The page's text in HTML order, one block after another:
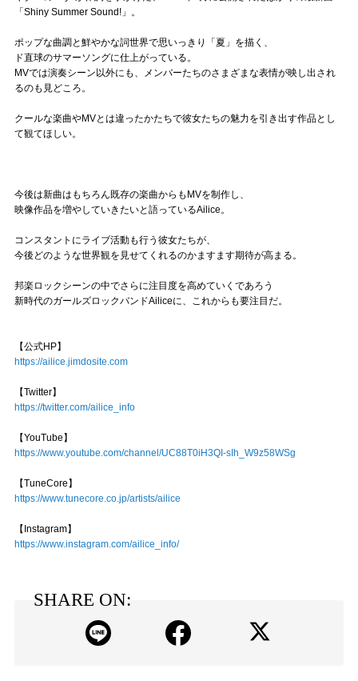
「Shiny Summer Sound!」。
ポップな曲調と鮮やかな詞世界で思いっきり「夏」を描く、
ド直球のサマーソングに仕上がっている。
MVでは演奏シーン以外にも、メンバーたちのさまざまな表情が映し出され
るのも見どころ。
クールな楽曲やMVとは違ったかたちで彼女たちの魅力を引き出す作品とし
て観てほしい。
今後は新曲はもちろん既存の楽曲からもMVを制作し、
映像作品を増やしていきたいと語っているAilice。
コンスタントにライブ活動も行う彼女たちが、
今後どのような世界観を見せてくれるのかますます期待が高まる。
邦楽ロックシーンの中でさらに注目度を高めていくであろう
新時代のガールズロックバンドAiliceに、これからも要注目だ。
【公式HP】
https://ailice.jimdosite.com
【Twitter】
https://twitter.com/ailice_info
【YouTube】
https://www.youtube.com/channel/UC88T0iH3QI-sIh_W9z58WSg
【TuneCore】
https://www.tunecore.co.jp/artists/ailice
【Instagram】
https://www.instagram.com/ailice_info/
SHARE ON: